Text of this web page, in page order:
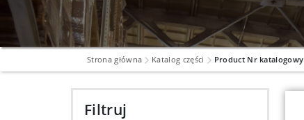
Strona główna Katalog części Product Nr katalogowy
Filtruj